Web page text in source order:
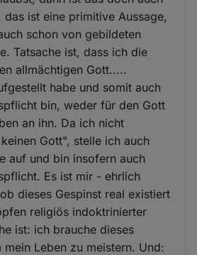
das ist eine primitive Aussage,
schon von gebildeten
Tatsache ist, dass ich die
allmächtigen Gott.....
habe und somit auch
bin, weder für den Gott
an ihn. Da ich nicht
Gott", stelle ich auch
auf und bin insofern auch
Es ist mir - ehrlich
dieses Gespinst real existiert
religiös indoktrinierter
ist: ich brauche dieses
mein Leben zu meistern. Und: